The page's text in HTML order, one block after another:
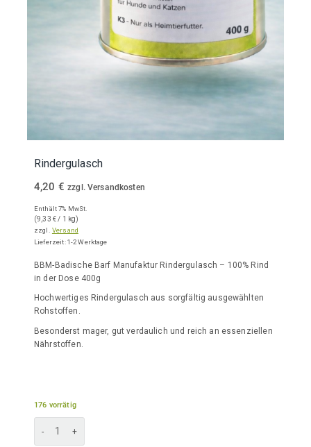
Rindergulasch
4,20 € zzgl. Versandkosten
Enthält 7% MwSt.
(9,33 €/ 1 kg)
zzgl. Versand
Lieferzeit: 1-2 Werktage
BBM-Badische Barf Manufaktur Rindergulasch – 100% Rind
in der Dose 400g
Hochwertiges Rindergulasch aus sorgfältig ausgewählten
Rohstoffen.
Besonderst mager, gut verdaulich und reich an essenziellen
Nährstoffen.
176 vorrätig
Menge